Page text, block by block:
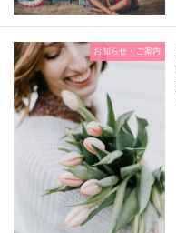
お知らせ・ご案内